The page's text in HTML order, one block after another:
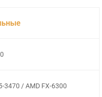
3470 / AMD FX-6300